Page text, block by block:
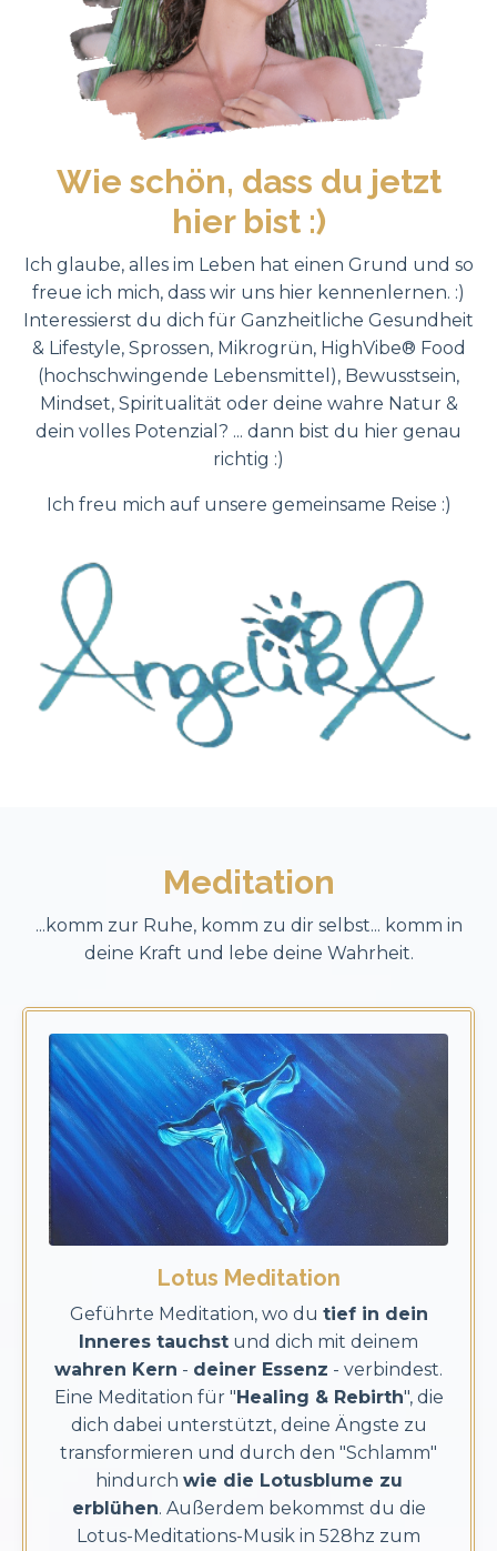
Wie schön, dass du jetzt
hier bist :)
Ich glaube, alles im Leben hat einen Grund und so
freue ich mich, dass wir uns hier kennenlernen. :)
Interessierst du dich für Ganzheitliche Gesundheit
& Lifestyle, Sprossen, Mikrogrün, HighVibe® Food
(hochschwingende Lebensmittel), Bewusstsein,
Mindset, Spiritualität oder deine wahre Natur &
dein volles Potenzial? ... dann bist du hier genau
richtig :)
Ich freu mich auf unsere gemeinsame Reise :)
Meditation
...komm zur Ruhe, komm zu dir selbst... komm in
deine Kraft und lebe deine Wahrheit.
Lotus Meditation
Geführte Meditation, wo du tief in dein
Inneres tauchst und dich mit deinem
wahren Kern - deiner Essenz - verbindest.
Eine Meditation für "Healing & Rebirth", die
dich dabei unterstützt, deine Ängste zu
transformieren und durch den "Schlamm"
hindurch wie die Lotusblume zu
erblühen. Außerdem bekommst du die
Lotus-Meditations-Musik in 528hz zum